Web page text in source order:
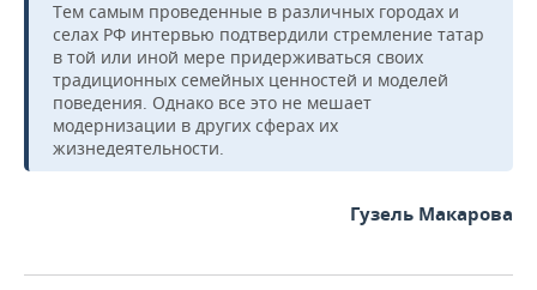
Тем самым проведенные в различных городах и
селах РФ интервью подтвердили стремление татар
в той или иной мере придерживаться своих
традиционных семейных ценностей и моделей
поведения. Однако все это не мешает
модернизации в других сферах их
жизнедеятельности.
Гузель Макарова